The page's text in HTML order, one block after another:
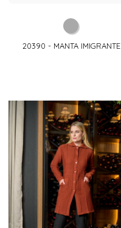
20390 - MANTA IMIGRANTE